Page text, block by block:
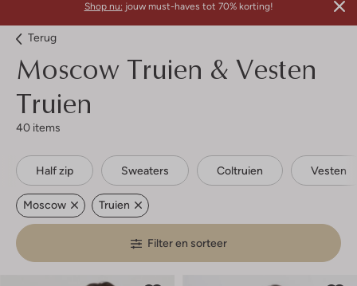
Shop nu: jouw must-haves tot 70% korting!
Terug
Moscow Truien & Vesten
Truien
40 items
Half zip Sweaters Coltruien Vesten
Moscow Truien
Filter en sorteer